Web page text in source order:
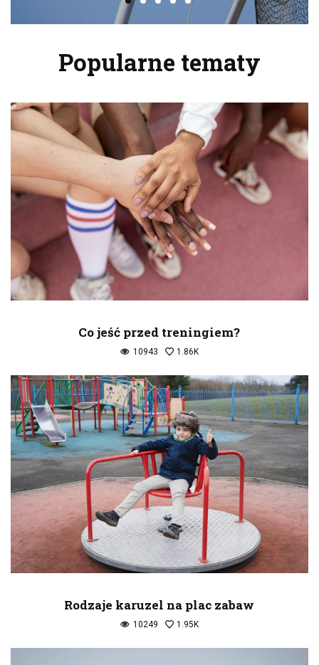
Popularne tematy
Co jeść przed treningiem?
10943 1.86K
Rodzaje karuzel na plac zabaw
10249 1.95K